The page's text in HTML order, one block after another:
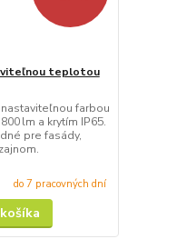
teplotou
farbou
lm a krytím IP65.
pre fasády,
do 7 pracovných dní